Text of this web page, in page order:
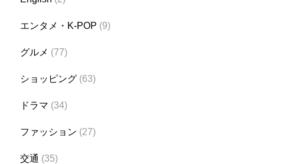
エンタメ・K-POP (9)
グルメ (77)
ショッピング (63)
ドラマ (34)
ファッション (27)
交通 (35)